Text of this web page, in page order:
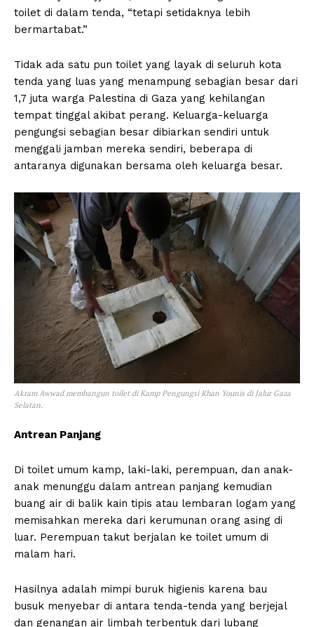
toilet di dalam tenda, “tetapi setidaknya lebih
bermartabat.”
Tidak ada satu pun toilet yang layak di seluruh kota
tenda yang luas yang menampung sebagian besar dari
1,7 juta warga Palestina di Gaza yang kehilangan
tempat tinggal akibat perang. Keluarga-keluarga
pengungsi sebagian besar dibiarkan sendiri untuk
menggali jamban mereka sendiri, beberapa di
antaranya digunakan bersama oleh keluarga besar.
Akram Awwad membangun toilet di Kamp Pengungsi Khan Younis di Jalur Gaza
Selatan.
Antrean Panjang
Di toilet umum kamp, laki-laki, perempuan, dan anak-
anak menunggu dalam antrean panjang kemudian
buang air di balik kain tipis atau lembaran logam yang
memisahkan mereka dari kerumunan orang asing di
luar. Perempuan takut berjalan ke toilet umum di
malam hari.
Hasilnya adalah mimpi buruk higienis karena bau
busuk menyebar di antara tenda-tenda yang berjejal
dan genangan air limbah terbentuk dari lubang